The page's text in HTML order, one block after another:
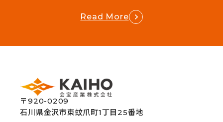
Read More
〒920-0209
石川県金沢市東蚊爪町1丁目25番地